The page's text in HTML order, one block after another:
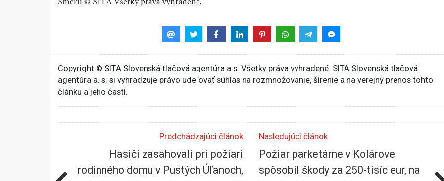
Copyright © SITA Slovenská tlačová agentúra a.s. Všetky práva vyhradené. SITA Slovenská tlačová
agentúra a. s. si vyhradzuje právo udeľovať súhlas na rozmnožovanie, šírenie a na verejný prenos tohto
článku a jeho častí.
Predchádzajúci článok
Hasiči zasahovali pri požiari
rodinného domu v Pustých Úľanoch,
Nasledujúci článok
Požiar parketárne v Kolárove
spôsobil škody za 250-tisíc eur, na